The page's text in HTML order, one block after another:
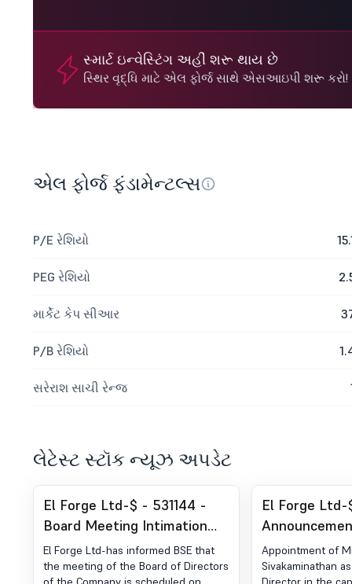
સ્માર્ટ ઇન્વેસ્ટિંગ અહીં શરૂ થાય છે
સ્થિર વૃદ્ધિ માટે એલ ફોર્જ સાથે એસઆઇપી શરૂ કરો!
એલ ફોર્જ ફંડામેન્ટલ્સ
P/E રેશિયો
PEG રેશિયો
માર્કેટ કેપ સીઆર
P/B રેશિયો
સરેરાશ સાચી રેન્જ
લેટેસ્ટ સ્ટૉક ન્યૂઝ અપડેટ
El Forge Ltd-$ - 531144 -
Board Meeting Intimation
for Notice Of Board Meeting
El Forge Ltd-has informed BSE that
the meeting of the Board of Directors
El Forge Ltd-
Regulation 30
Change in
Appointment of
Sivakaminathan